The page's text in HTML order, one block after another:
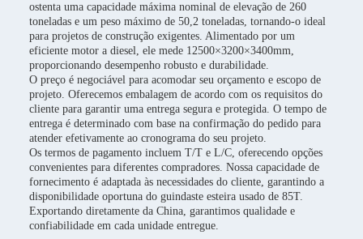
ostenta uma capacidade máxima nominal de elevação de 260
toneladas e um peso máximo de 50,2 toneladas, tornando-o ideal
para projetos de construção exigentes. Alimentado por um
eficiente motor a diesel, ele mede 12500×3200×3400mm,
proporcionando desempenho robusto e durabilidade.
O preço é negociável para acomodar seu orçamento e escopo de
projeto. Oferecemos embalagem de acordo com os requisitos do
cliente para garantir uma entrega segura e protegida. O tempo de
entrega é determinado com base na confirmação do pedido para
atender efetivamente ao cronograma do seu projeto.
Os termos de pagamento incluem T/T e L/C, oferecendo opções
convenientes para diferentes compradores. Nossa capacidade de
fornecimento é adaptada às necessidades do cliente, garantindo a
disponibilidade oportuna do guindaste esteira usado de 85T.
Exportando diretamente da China, garantimos qualidade e
confiabilidade em cada unidade entregue.